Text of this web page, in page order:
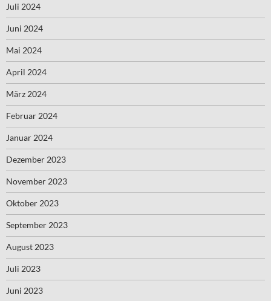
Juli 2024
Juni 2024
Mai 2024
April 2024
März 2024
Februar 2024
Januar 2024
Dezember 2023
November 2023
Oktober 2023
September 2023
August 2023
Juli 2023
Juni 2023